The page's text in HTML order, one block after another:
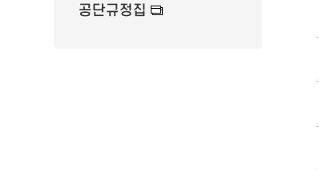
공단규정집